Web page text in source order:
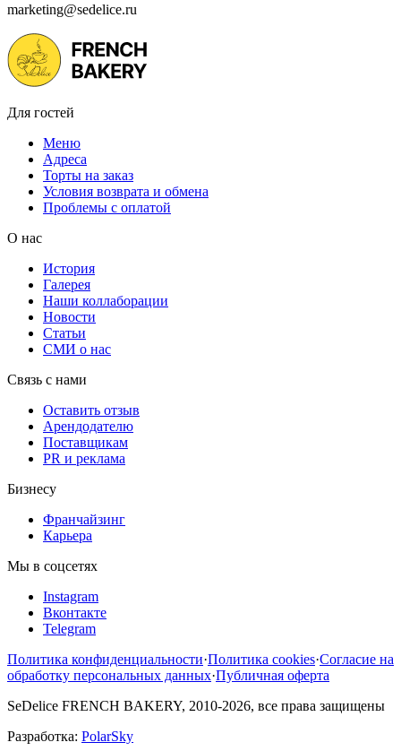
marketing@sedelice.ru
Для гостей
Меню
Адреса
Торты на заказ
Условия возврата и обмена
Проблемы с оплатой
О нас
История
Галерея
Наши коллаборации
Новости
Статьи
СМИ о нас
Связь с нами
Оставить отзыв
Арендодателю
Поставщикам
PR и реклама
Бизнесу
Франчайзинг
Карьера
Мы в соцсетях
Instagram
Вконтакте
Telegram
Политика конфиденциальности·Политика cookies·Согласие на
обработку персональных данных·Публичная оферта
SeDelice FRENCH BAKERY, 2010-2026, все права защищены
Разработка: PolarSky